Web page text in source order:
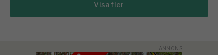
Visa fler